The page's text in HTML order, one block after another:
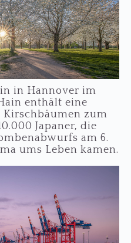
in Hannover im
enthält eine
Kirschbäumen zum
Japaner, die
am 6.
ums Leben kamen.